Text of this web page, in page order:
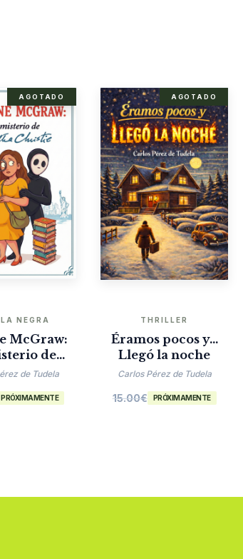
AGOTADO
NEGRA
McGraw:
de
Christie
de Tudela
PRÓXIMAMENTE
AGOTADO
THRILLER
Éramos pocos y…
Llegó la noche
Carlos Pérez de Tudela
15.00€ PRÓXIMAMENTE